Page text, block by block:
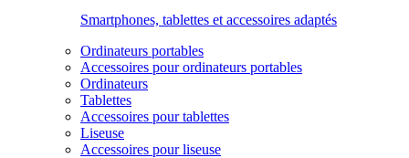
Smartphones, tablettes et accessoires adaptés
Ordinateurs portables
Accessoires pour ordinateurs portables
Ordinateurs
Tablettes
Accessoires pour tablettes
Liseuse
Accessoires pour liseuse